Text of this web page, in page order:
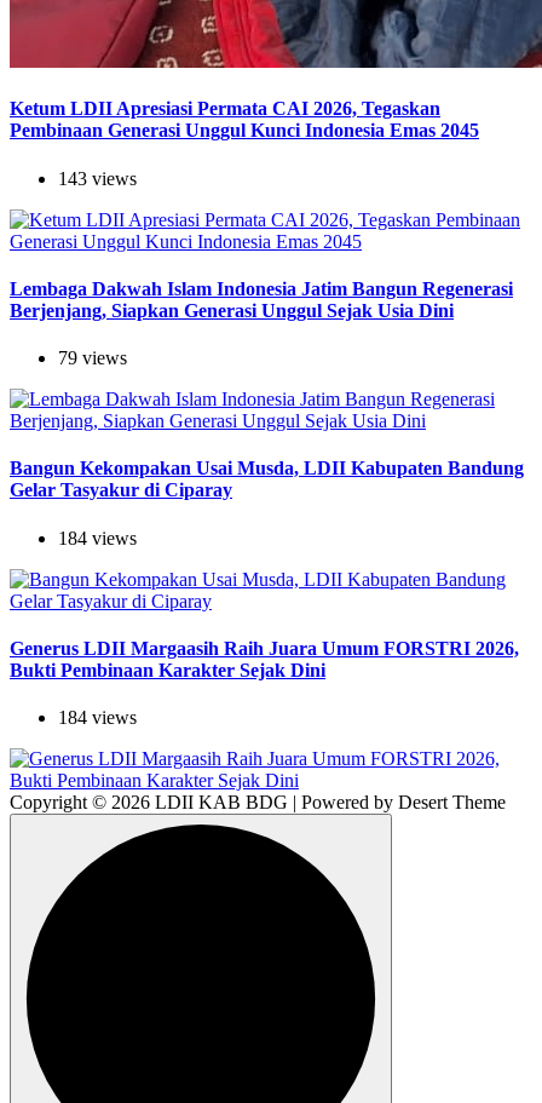
Ketum LDII Apresiasi Permata CAI 2026, Tegaskan
Pembinaan Generasi Unggul Kunci Indonesia Emas 2045
143 views
Lembaga Dakwah Islam Indonesia Jatim Bangun Regenerasi
Berjenjang, Siapkan Generasi Unggul Sejak Usia Dini
79 views
Bangun Kekompakan Usai Musda, LDII Kabupaten Bandung
Gelar Tasyakur di Ciparay
184 views
Generus LDII Margaasih Raih Juara Umum FORSTRI 2026,
Bukti Pembinaan Karakter Sejak Dini
184 views
Copyright © 2026 LDII KAB BDG | Powered by Desert Theme